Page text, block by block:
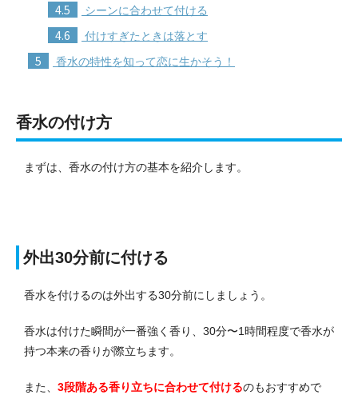
4.5 シーンに合わせて付ける
4.6 付けすぎたときは落とす
5 香水の特性を知って恋に生かそう！
香水の付け方
まずは、香水の付け方の基本を紹介します。
外出30分前に付ける
香水を付けるのは外出する30分前にしましょう。
香水は付けた瞬間が一番強く香り、30分〜1時間程度で香水が
持つ本来の香りが際立ちます。
また、 3段階ある香り立ちに合わせて付けるのもおすすめで